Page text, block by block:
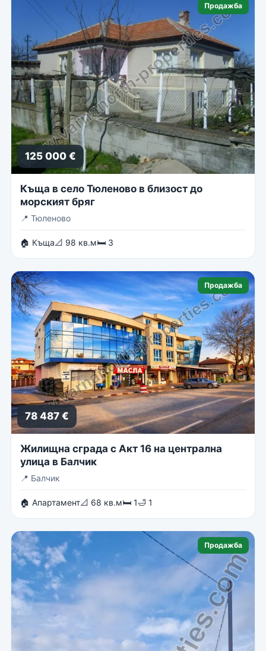
Продажба
125 000 €
Къща в село Тюленово в близост до
морският бряг
📍 Тюленово
🏠 Къща📐 98 кв.м🛏 3
Продажба
78 487 €
Жилищна сграда с Акт 16 на централна
улица в Балчик
📍 Балчик
🏠 Апартамент📐 68 кв.м🛏 1🛁 1
Продажба